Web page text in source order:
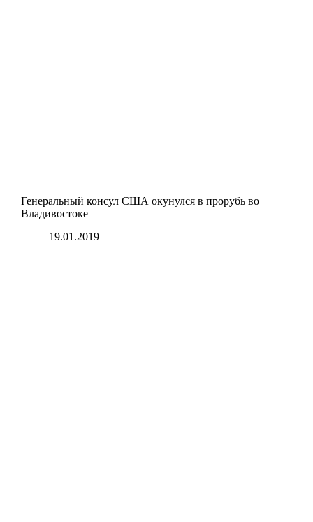
Генеральный консул США окунулся в прорубь во
Владивостоке
19.01.2019